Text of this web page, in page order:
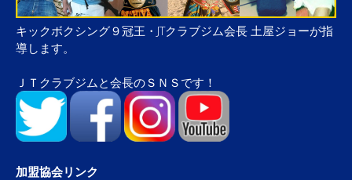
キックボクシング９冠王・JTクラブジム会長 土屋ジョーが指
導します。
ＪＴクラブジムと会長のＳＮＳです！
加盟協会リンク